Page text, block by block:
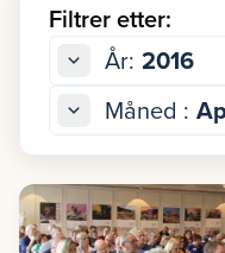
Filtrer etter:
År: 2016
Måned :